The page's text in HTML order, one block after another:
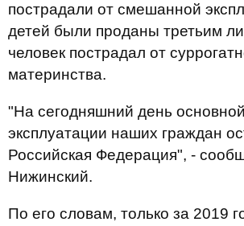
пострадали от смешанной
детей были проданы третьим
человек пострадал от
материнства.
"На сегодняшний день
эксплуатации наших граждан
Российская Федерация", -
Нижинский.
По его словам, только за 2019